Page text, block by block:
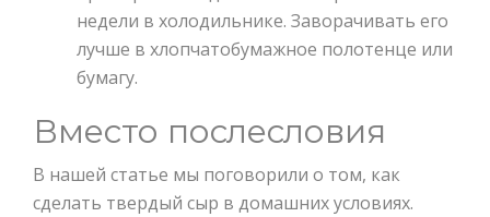
недели в холодильнике. Заворачивать его
лучше в хлопчатобумажное полотенце или
бумагу.
Вместо послесловия
В нашей статье мы поговорили о том, как
сделать твердый сыр в домашних условиях.